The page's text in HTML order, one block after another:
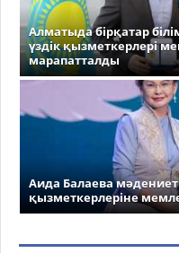
Алматыда бірқатар
үздік қызметкерлері
марапатталды
Аида Балаева
қызметкерлеріне